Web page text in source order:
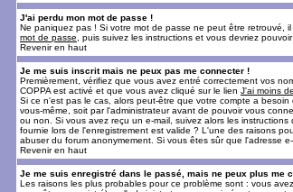
J'ai perdu mon mot de passe !
Ne paniquez pas ! Si votre mot de passe ne peut être retrouvé,
mot de passe , puis suivez les instructions et vous devriez
Revenir en haut
Je me suis inscrit mais ne peux pas me connecter !
Premièrement, vérifiez que vous avez entré correctement vos
COPPA est activé et que vous avez cliqué sur le lien J'ai moins
Si ce n'est pas le cas, alors peut-être que votre compte a
vous-même, soit par l'administrateur avant de pouvoir vous
ou non. Si vous avez reçu un e-mail, suivez alors les
fournie lors de l'enregistrement est valide ? L'une des raisons
abuser du forum anonymement. Si vous êtes sûr que l'adresse
Revenir en haut
Je me suis enregistré dans le passé, mais ne peux plus me
Les raisons les plus probables pour ce problème sont : vous